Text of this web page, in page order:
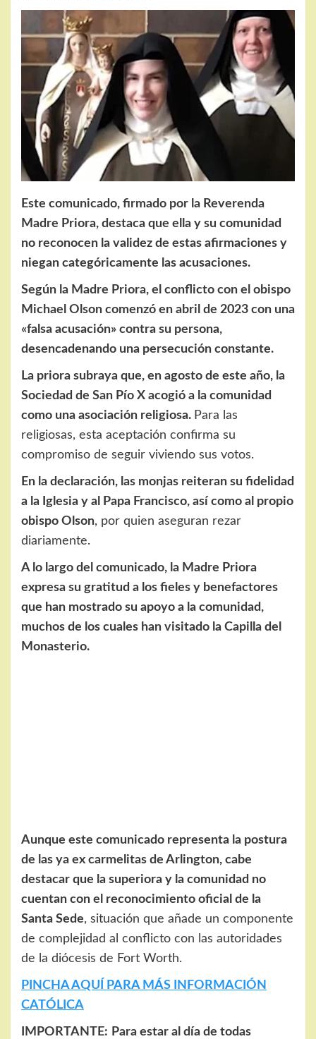
Este comunicado, firmado por la Reverenda
Madre Priora, destaca que ella y su comunidad
no reconocen la validez de estas afirmaciones y
niegan categóricamente las acusaciones.
Según la Madre Priora, el conflicto con el obispo
Michael Olson comenzó en abril de 2023 con una
«falsa acusación» contra su persona,
desencadenando una persecución constante.
La priora subraya que, en agosto de este año, la
Sociedad de San Pío X acogió a la comunidad
como una asociación religiosa. Para las
religiosas, esta aceptación confirma su
compromiso de seguir viviendo sus votos.
En la declaración, las monjas reiteran su fidelidad
a la Iglesia y al Papa Francisco, así como al propio
obispo Olson, por quien aseguran rezar
diariamente.
A lo largo del comunicado, la Madre Priora
expresa su gratitud a los fieles y benefactores
que han mostrado su apoyo a la comunidad,
muchos de los cuales han visitado la Capilla del
Monasterio.
Aunque este comunicado representa la postura
de las ya ex carmelitas de Arlington, cabe
destacar que la superiora y la comunidad no
cuentan con el reconocimiento oficial de la
Santa Sede, situación que añade un componente
de complejidad al conflicto con las autoridades
de la diócesis de Fort Worth.
PINCHA AQUÍ PARA MÁS INFORMACIÓN
CATÓLICA
IMPORTANTE: Para estar al día de todas